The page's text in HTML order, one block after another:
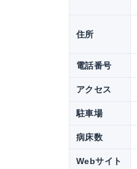
住所
電話番号
アクセス
駐車場
病床数
Webサイト